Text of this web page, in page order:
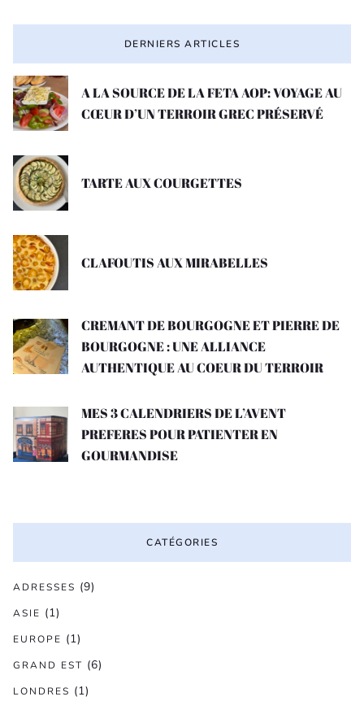
DERNIERS ARTICLES
A LA SOURCE DE LA FETA AOP: VOYAGE AU
CŒUR D’UN TERROIR GREC PRÉSERVÉ
TARTE AUX COURGETTES
CLAFOUTIS AUX MIRABELLES
CREMANT DE BOURGOGNE ET PIERRE DE
BOURGOGNE : UNE ALLIANCE
AUTHENTIQUE AU COEUR DU TERROIR
MES 3 CALENDRIERS DE L’AVENT
PREFERES POUR PATIENTER EN
GOURMANDISE
CATÉGORIES
ADRESSES (9)
ASIE (1)
EUROPE (1)
GRAND EST (6)
LONDRES (1)